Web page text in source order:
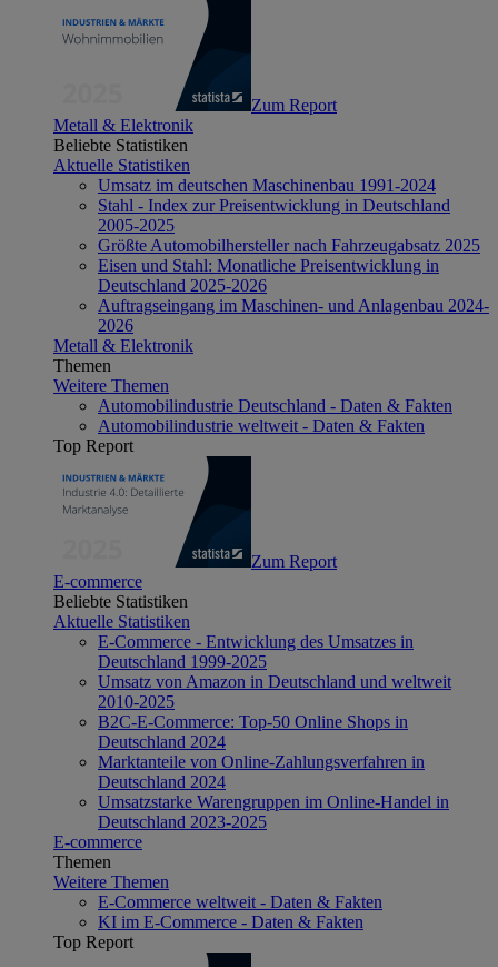
Zum Report
Metall & Elektronik
Beliebte Statistiken
Aktuelle Statistiken
Umsatz im deutschen Maschinenbau 1991-2024
Stahl - Index zur Preisentwicklung in Deutschland
2005-2025
Größte Automobilhersteller nach Fahrzeugabsatz 2025
Eisen und Stahl: Monatliche Preisentwicklung in
Deutschland 2025-2026
Auftragseingang im Maschinen- und Anlagenbau 2024-
2026
Metall & Elektronik
Themen
Weitere Themen
Automobilindustrie Deutschland - Daten & Fakten
Automobilindustrie weltweit - Daten & Fakten
Top Report
Zum Report
E-commerce
Beliebte Statistiken
Aktuelle Statistiken
E-Commerce - Entwicklung des Umsatzes in
Deutschland 1999-2025
Umsatz von Amazon in Deutschland und weltweit
2010-2025
B2C-E-Commerce: Top-50 Online Shops in
Deutschland 2024
Marktanteile von Online-Zahlungsverfahren in
Deutschland 2024
Umsatzstarke Warengruppen im Online-Handel in
Deutschland 2023-2025
E-commerce
Themen
Weitere Themen
E-Commerce weltweit - Daten & Fakten
KI im E-Commerce - Daten & Fakten
Top Report